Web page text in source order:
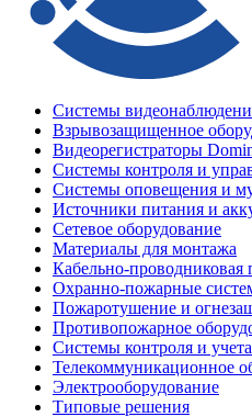
Системы
Взрывозащищенное
Видеорегистраторы
Системы контроля и
Системы оповещения и
Источники питания и
Сетевое оборудование
Материалы для монтажа
Кабельно-проводниковая
Охранно-пожарные
Пожаротушение и
Противопожарное
Системы контроля и
Телекоммуникационное
Электрооборудование
Типовые решения